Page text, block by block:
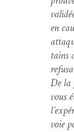
en
tains
De la
vous
voie